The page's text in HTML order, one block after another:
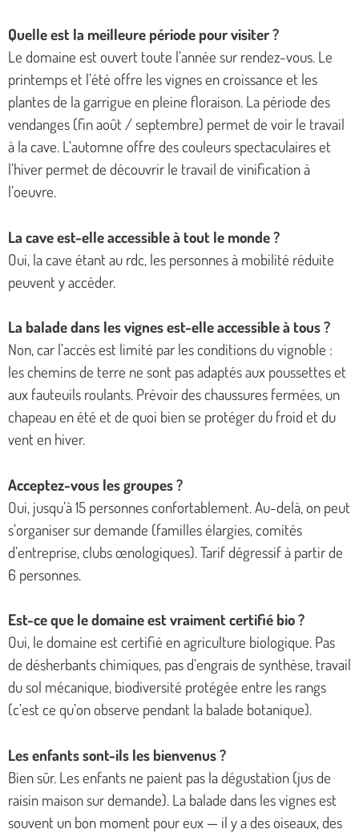
Quelle est la meilleure période pour visiter ?
Le domaine est ouvert toute l’année sur rendez-vous. Le
printemps et l’été offre les vignes en croissance et les
plantes de la garrigue en pleine floraison. La période des
vendanges (fin août / septembre) permet de voir le travail
à la cave. L’automne offre des couleurs spectaculaires et
l’hiver permet de découvrir le travail de vinification à
l’oeuvre.
La cave est-elle accessible à tout le monde ?
Oui, la cave étant au rdc, les personnes à mobilité réduite
peuvent y accéder.
La balade dans les vignes est-elle accessible à tous ?
Non, car l’accès est limité par les conditions du vignoble :
les chemins de terre ne sont pas adaptés aux poussettes et
aux fauteuils roulants. Prévoir des chaussures fermées, un
chapeau en été et de quoi bien se protéger du froid et du
vent en hiver.
Acceptez-vous les groupes ?
Oui, jusqu’à 15 personnes confortablement. Au-delà, on peut
s’organiser sur demande (familles élargies, comités
d’entreprise, clubs œnologiques). Tarif dégressif à partir de
6 personnes.
Est-ce que le domaine est vraiment certifié bio ?
Oui, le domaine est certifié en agriculture biologique. Pas
de désherbants chimiques, pas d’engrais de synthèse, travail
du sol mécanique, biodiversité protégée entre les rangs
(c’est ce qu’on observe pendant la balade botanique).
Les enfants sont-ils les bienvenus ?
Bien sûr. Les enfants ne paient pas la dégustation (jus de
raisin maison sur demande). La balade dans les vignes est
souvent un bon moment pour eux — il y a des oiseaux, des